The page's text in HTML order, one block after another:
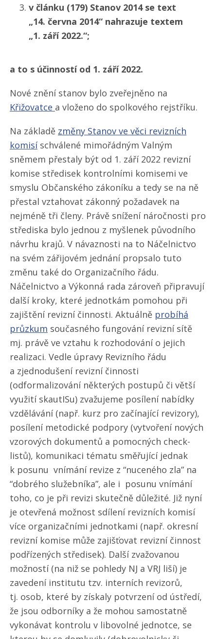
v článku (179) Stanov 2014 se text
„14. června 2014“ nahrazuje textem
„1. září 2022.“;
a to s účinností od 1. září 2022.
Nové znění stanov bylo zveřejněno na
Křižovatce a vloženo do spolkového rejstříku.
Na základě změny Stanov ve věci revizních
komisíschválené mimořádným Valným
sněmem přestaly být od 1. září 2022 revizní
komise středisek kontrolními komisemi ve
smyslu Občanského zákoníku a tedy se na ně
přestal vztahovat zákonný požadavek na
nejméně tři členy. Právě snížení náročnosti pro
střediska bylo jednou z myšlenek původního
návrhu krajů. V návaznosti na to Náčelnictvo
na svém zářijovém jednání propsalo tuto
změnu také do Organizačního řádu.
Náčelnictvo a Výkonná rada zároveň připravují
další kroky, které jednotkám pomohou při
zajištění revizní činnosti. Aktuálně probíhá
průzkum současného fungování revizní sítě
mj. právě ve vztahu k rozhodování o jejich
realizaci. Vedle úpravy Revizního řádu
a zjednodušení revizní činnosti
(odformalizování některých postupů či větší
využití skautISu) zvažujeme posílení nabídky
vzdělávání (např. kurz pro začínající revizory),
posílení metodické podpory (vytvoření nových
vzorových dokumentů a pomocných check-
listů), komunikaci tématu směřující jednak
k posunu vnímání revize z “nuceného zla” na
“dobrého služebníka”, ale i posunu vnímání
toho, co je při revizi skutečně důležité. Již nyní
je otevřená možnost sdílení revizních komisí
více organizačními jednotkami (např. okresní
revizní komise může zajišťovat revizní činnost
podřízených středisek). Další zvažovanou
možností (na niž se pohledy NJ a VRJ liší) je
zavedení institutu tzv. interních revizorů,
tj. osob, které by získaly potvrzení od ústředí,
že jsou odborníky a že mohou samostatně
vykonávat kontrolu v libovolné jednotce, se